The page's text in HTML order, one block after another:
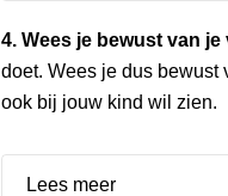
4. Wees je bewust van
doet. Wees je dus bewust
ook bij jouw kind wil zien.
Lees meer